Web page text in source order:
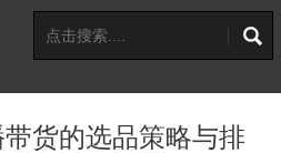
货的选品策略与排